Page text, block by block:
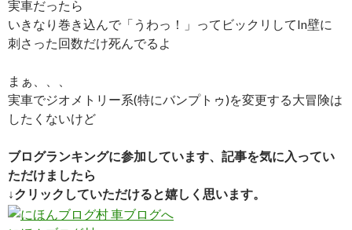
実車だったら
いきなり巻き込んで「うわっ！」ってビックリしてIn壁に
刺さった回数だけ死んでるよ
まぁ、、、
実車でジオメトリー系(特にバンプトゥ)を変更する大冒険は
したくないけど
ブログランキングに参加しています、記事を気に入ってい
ただけましたら
↓クリックしていただけると嬉しく思います。